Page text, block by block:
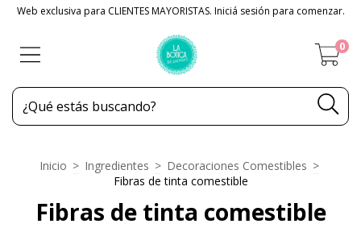
Web exclusiva para CLIENTES MAYORISTAS. Iniciá sesión para comenzar.
0
Inicio > Ingredientes > Decoraciones Comestibles >
Fibras de tinta comestible
Fibras de tinta comestible